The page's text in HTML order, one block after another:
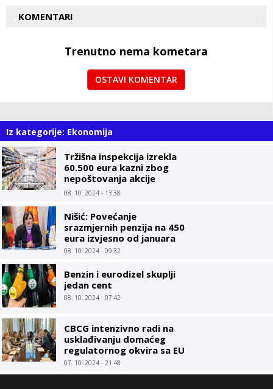
KOMENTARI
Trenutno nema kometara
OSTAVI KOMENTAR
Iz kategorije: Ekonomija
Tržišna inspekcija izrekla
60.500 eura kazni zbog
nepoštovanja akcije
Limitirane cijene
08. 10. 2024 - 13:38
Nišić: Povećanje
srazmjernih penzija na 450
eura izvjesno od januara
08. 10. 2024 - 09:32
Benzin i eurodizel skuplji
jedan cent
08. 10. 2024 - 07:42
CBCG intenzivno radi na
usklađivanju domaćeg
regulatornog okvira sa EU
07. 10. 2024 - 21:48